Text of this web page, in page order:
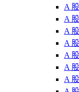
A
A
A
A
A
A
A